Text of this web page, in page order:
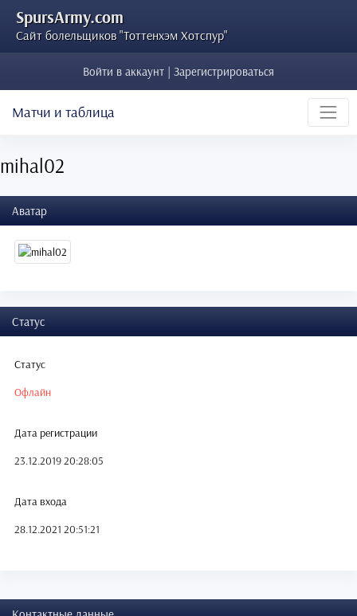
SpursArmy.com
Сайт болельщиков "Тоттенхэм Хотспур"
Войти в аккаунт | Зарегистрироваться
Матчи и таблица
mihal02
Аватар
Статус
Статус
Офлайн
Дата регистрации
23.12.2019 20:28:05
Дата входа
28.12.2021 20:51:21